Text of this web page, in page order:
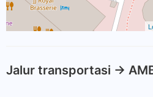
Jalur transportasi ->